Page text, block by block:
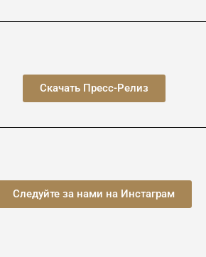
Скачать Пресс-Релиз
Следуйте за нами на Инстаграм